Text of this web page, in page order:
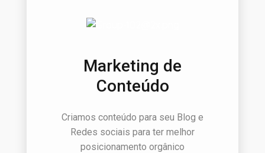
Marketing de
Conteúdo
Criamos conteúdo para seu Blog e
Redes sociais para ter melhor
posicionamento orgânico